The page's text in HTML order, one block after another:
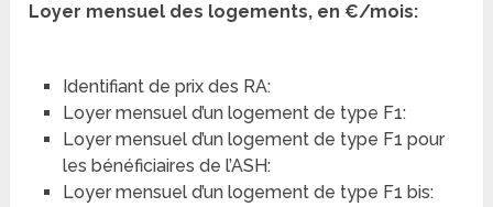
Loyer mensuel des logements, en €/mois:
Identifiant de prix des RA:
Loyer mensuel d’un logement de type F1:
Loyer mensuel d’un logement de type F1 pour
les bénéficiaires de l’ASH:
Loyer mensuel d’un logement de type F1 bis: